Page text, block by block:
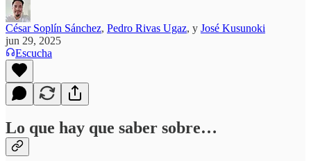
César Soplín Sánchez, Pedro Rivas Ugaz, y José Kusunoki
jun 29, 2025
Escucha
Lo que hay que saber sobre…